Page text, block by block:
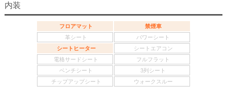
内装
フロアマット
禁煙車
革シート
パワーシート
シートヒーター
シートエアコン
電格サードシート
フルフラット
ベンチシート
3列シート
チップアップシート
ウォークスルー